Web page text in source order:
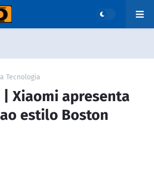
Tecnologia
| Xiaomi apresenta
estilo Boston